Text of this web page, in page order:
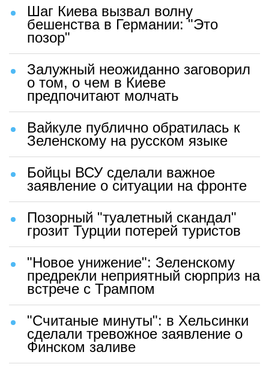
Шаг Киева вызвал волну
бешенства в Германии: "Это
позор"
Залужный неожиданно заговорил
о том, о чем в Киеве
предпочитают молчать
Вайкуле публично обратилась к
Зеленскому на русском языке
Бойцы ВСУ сделали важное
заявление о ситуации на фронте
Позорный "туалетный скандал"
грозит Турции потерей туристов
"Новое унижение": Зеленскому
предрекли неприятный сюрприз на
встрече с Трампом
"Считаные минуты": в Хельсинки
сделали тревожное заявление о
Финском заливе